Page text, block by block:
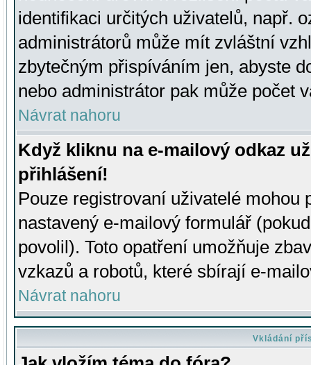
identifikaci určitých uživatelů, např.
administrátorů může mít zvláštní
zbytečným přispíváním jen, abyste
nebo administrátor pak může počet
Návrat nahoru
Když kliknu na e-mailový odkaz
přihlášení!
Pouze registrovaní uživatelé mohou
nastavený e-mailový formulář
povolil). Toto opatření umožňuje
vzkazů a robotů, které sbírají e-
Návrat nahoru
Vkládání